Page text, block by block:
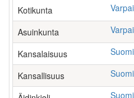
Kotikunta
Asuinkunta
Kansalaisuus Suomi
Kansallisuus Suomi
Suomi